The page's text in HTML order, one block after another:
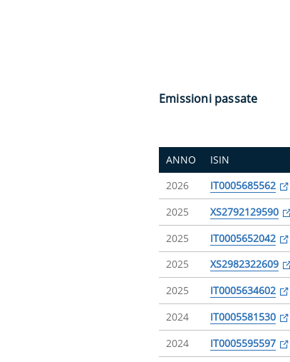
Emissioni passate
ANNO ISIN
2026
IT0005685562
2025
XS2792129590
2025
IT0005652042
2025
XS2982322609
2025
IT0005634602
2024
IT0005581530
2024
IT0005595597